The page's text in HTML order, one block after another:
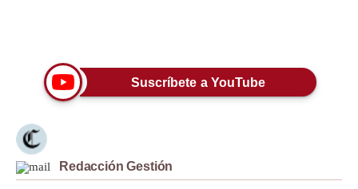
Lujo
Moda
Estilos
Suscríbete a YouTube
Redacción Gestión